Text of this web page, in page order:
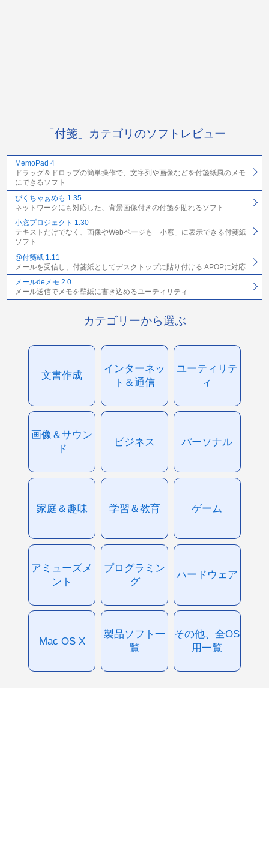
「付箋」カテゴリのソフトレビュー
MemoPad 4
ドラッグ＆ドロップの簡単操作で、文字列や画像などを付箋紙風のメモ
にできるソフト
ぴくちゃぁめも 1.35
ネットワークにも対応した、背景画像付きの付箋を貼れるソフト
小窓プロジェクト 1.30
テキストだけでなく、画像やWebページも「小窓」に表示できる付箋紙
ソフト
@付箋紙 1.11
メールを受信し、付箋紙としてデスクトップに貼り付ける APOPに対応
メールdeメモ 2.0
メール送信でメモを壁紙に書き込めるユーティリティ
カテゴリーから選ぶ
文書作成
インターネッ
ト＆通信
ユーティリテ
ィ
画像＆サウン
ド
ビジネス パーソナル
家庭＆趣味 学習＆教育 ゲーム
アミューズメ
ント
プログラミン
グ
ハードウェア
Mac OS X
製品ソフト一
覧
その他、全OS
用一覧